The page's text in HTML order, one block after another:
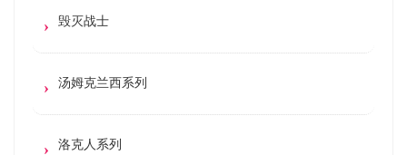
毁灭战士
汤姆克兰西系列
洛克人系列